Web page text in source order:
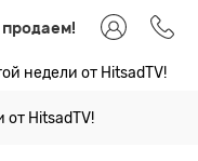
недели от HitsadTV!
от HitsadTV!